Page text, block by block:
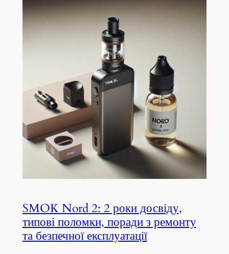
SMOK Nord 2: 2 роки досвіду,
типові поломки, поради з ремонту
та безпечної експлуатації